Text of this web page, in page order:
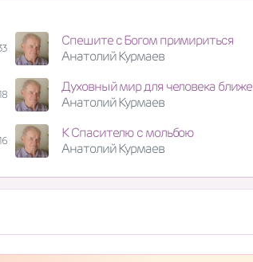
Спешите с Богом примириться
Анатолий Курмаев
Духовный мир для человека ближе
Анатолий Курмаев
К Спасителю с мольбою
Анатолий Курмаев